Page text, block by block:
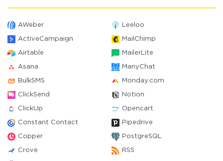
AWeber Leeloo
ActiveCampaign MailChimp
Airtable MailerLite
Asana ManyChat
BulkSMS Monday.com
ClickSend Notion
ClickUp Opencart
Constant Contact Pipedrive
Copper PostgreSQL
Crove RSS